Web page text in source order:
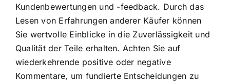
Kundenbewertungen und -feedback. Durch das
Lesen von Erfahrungen anderer Käufer können
Sie wertvolle Einblicke in die Zuverlässigkeit und
Qualität der Teile erhalten. Achten Sie auf
wiederkehrende positive oder negative
Kommentare, um fundierte Entscheidungen zu